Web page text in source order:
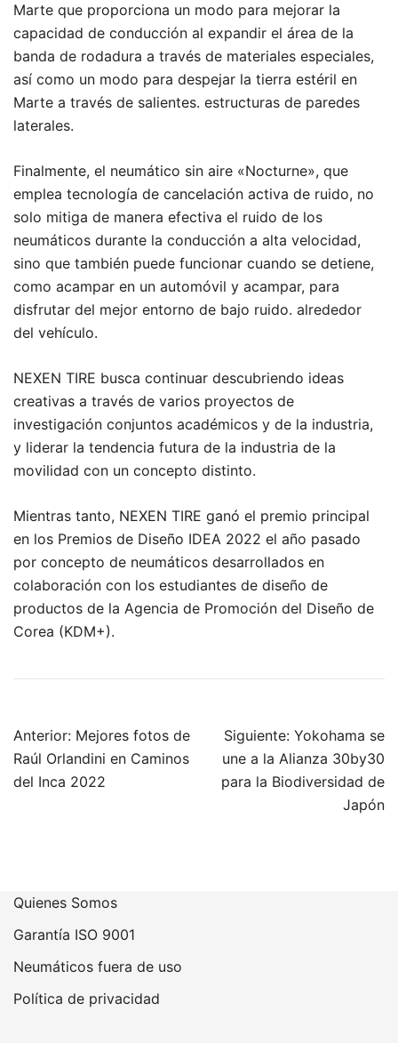
Marte que proporciona un modo para mejorar la
capacidad de conducción al expandir el área de la
banda de rodadura a través de materiales especiales,
así como un modo para despejar la tierra estéril en
Marte a través de salientes. estructuras de paredes
laterales.
Finalmente, el neumático sin aire «Nocturne», que
emplea tecnología de cancelación activa de ruido, no
solo mitiga de manera efectiva el ruido de los
neumáticos durante la conducción a alta velocidad,
sino que también puede funcionar cuando se detiene,
como acampar en un automóvil y acampar, para
disfrutar del mejor entorno de bajo ruido. alrededor
del vehículo.
NEXEN TIRE busca continuar descubriendo ideas
creativas a través de varios proyectos de
investigación conjuntos académicos y de la industria,
y liderar la tendencia futura de la industria de la
movilidad con un concepto distinto.
Mientras tanto, NEXEN TIRE ganó el premio principal
en los Premios de Diseño IDEA 2022 el año pasado
por concepto de neumáticos desarrollados en
colaboración con los estudiantes de diseño de
productos de la Agencia de Promoción del Diseño de
Corea (KDM+).
Navegación
de
entradas
Anterior: Mejores fotos de
Raúl Orlandini en Caminos
del Inca 2022
Siguiente: Yokohama se
une a la Alianza 30by30
para la Biodiversidad de
Japón
Quienes Somos
Garantía ISO 9001
Neumáticos fuera de uso
Política de privacidad